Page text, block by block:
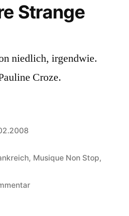
Strange
niedlich, irgendwie.
Croze.
, Musique Non Stop,
zu